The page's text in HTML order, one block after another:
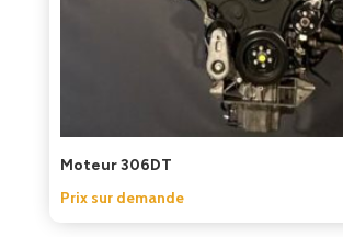
Moteur 306DT
Prix sur demande